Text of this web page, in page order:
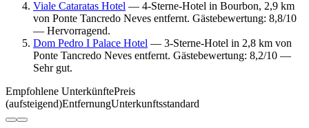
Viale Cataratas Hotel — 4-Sterne-Hotel in Bourbon, 2,9 km
von Ponte Tancredo Neves entfernt. Gästebewertung: 8,8/10
— Hervorragend.
Dom Pedro I Palace Hotel — 3-Sterne-Hotel in 2,8 km von
Ponte Tancredo Neves entfernt. Gästebewertung: 8,2/10 —
Sehr gut.
Empfohlene UnterkünftePreis
(aufsteigend)EntfernungUnterkunftsstandard